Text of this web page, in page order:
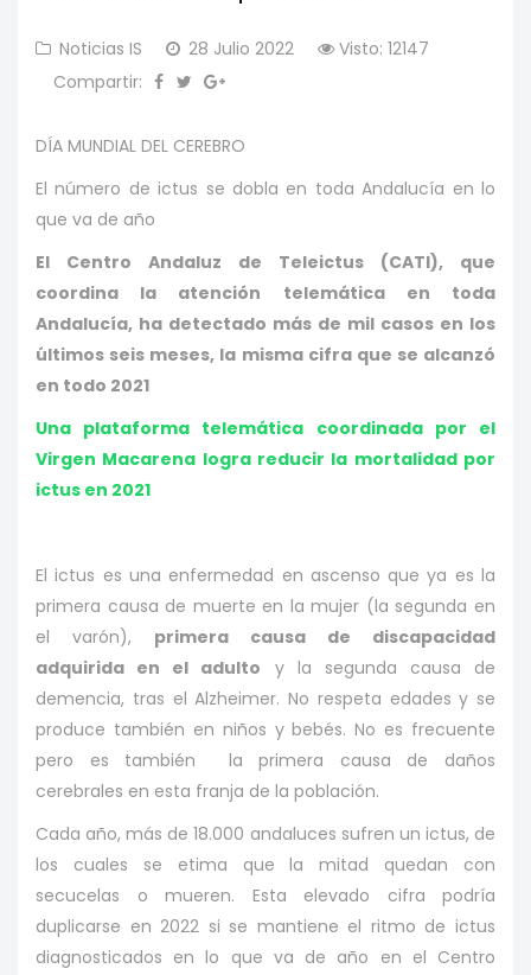
Noticias IS 28 Julio 2022
Visto: 12147
Compartir:
DÍA MUNDIAL DEL CEREBRO
El número de ictus se dobla en toda Andalucía en lo
que va de año
El Centro Andaluz de Teleictus (CATI), que
coordina la atención telemática en toda
Andalucía, ha detectado más de mil casos en los
últimos seis meses, la misma cifra que se alcanzó
en todo 2021
Una plataforma telemática coordinada por el
Virgen Macarena logra reducir la mortalidad por
ictus en 2021
El ictus es una enfermedad en ascenso que ya es la
primera causa de muerte en la mujer (la segunda en
el varón), primera causa de discapacidad
adquirida en el adulto y la segunda causa de
demencia, tras el Alzheimer. No respeta edades y se
produce también en niños y bebés. No es frecuente
pero es también la primera causa de daños
cerebrales en esta franja de la población.
Cada año, más de 18.000 andaluces sufren un ictus, de
los cuales se etima que la mitad quedan con
secucelas o mueren. Esta elevado cifra podría
duplicarse en 2022 si se mantiene el ritmo de ictus
diagnosticados en lo que va de año en el Centro